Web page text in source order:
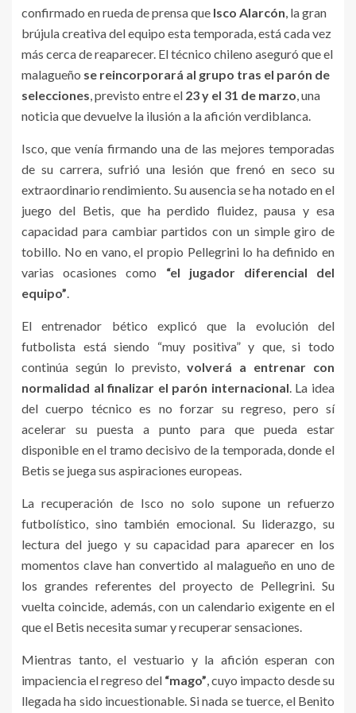
confirmado en rueda de prensa que Isco Alarcón, la gran
brújula creativa del equipo esta temporada, está cada vez
más cerca de reaparecer. El técnico chileno aseguró que el
malagueño se reincorporará al grupo tras el parón de
selecciones, previsto entre el 23 y el 31 de marzo, una
noticia que devuelve la ilusión a la afición verdiblanca.
Isco, que venía firmando una de las mejores temporadas
de su carrera, sufrió una lesión que frenó en seco su
extraordinario rendimiento. Su ausencia se ha notado en el
juego del Betis, que ha perdido fluidez, pausa y esa
capacidad para cambiar partidos con un simple giro de
tobillo. No en vano, el propio Pellegrini lo ha definido en
varias ocasiones como “el jugador diferencial del
equipo”.
El entrenador bético explicó que la evolución del
futbolista está siendo “muy positiva” y que, si todo
continúa según lo previsto, volverá a entrenar con
normalidad al finalizar el parón internacional. La idea
del cuerpo técnico es no forzar su regreso, pero sí
acelerar su puesta a punto para que pueda estar
disponible en el tramo decisivo de la temporada, donde el
Betis se juega sus aspiraciones europeas.
La recuperación de Isco no solo supone un refuerzo
futbolístico, sino también emocional. Su liderazgo, su
lectura del juego y su capacidad para aparecer en los
momentos clave han convertido al malagueño en uno de
los grandes referentes del proyecto de Pellegrini. Su
vuelta coincide, además, con un calendario exigente en el
que el Betis necesita sumar y recuperar sensaciones.
Mientras tanto, el vestuario y la afición esperan con
impaciencia el regreso del “mago”, cuyo impacto desde su
llegada ha sido incuestionable. Si nada se tuerce, el Benito